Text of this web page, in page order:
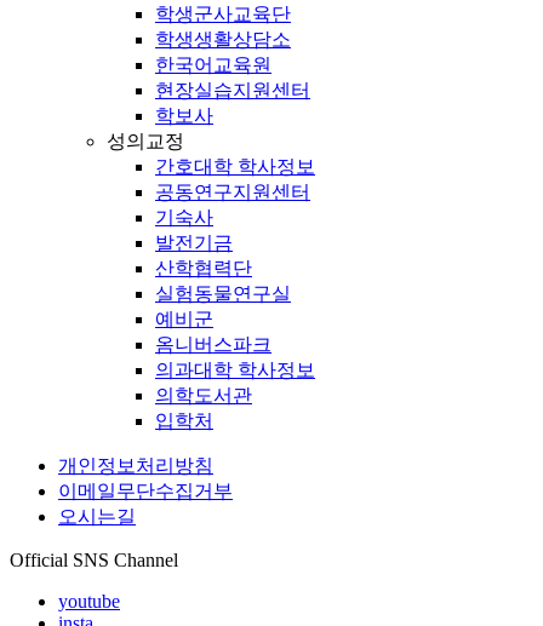
학생군사교육단
학생생활상담소
한국어교육원
현장실습지원센터
학보사
성의교정
간호대학 학사정보
공동연구지원센터
기숙사
발전기금
산학협력단
실험동물연구실
예비군
옴니버스파크
의과대학 학사정보
의학도서관
입학처
개인정보처리방침
이메일무단수집거부
오시는길
Official SNS Channel
youtube